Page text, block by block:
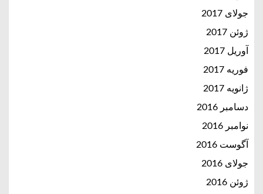
جولای 2017
ژوئن 2017
آوریل 2017
فوریه 2017
ژانویه 2017
دسامبر 2016
نوامبر 2016
آگوست 2016
جولای 2016
ژوئن 2016